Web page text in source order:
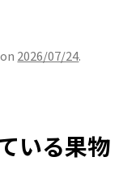
on 2026/07/24.
いる果物